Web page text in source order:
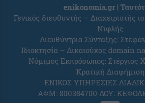
enikonomia.gr |
Γενικός διευθυντής – Διαχειριστής
Νιφλής
Διευθύντρια Σύνταξης:
Ιδιοκτησία – Δικαιούχος domain
Νόμιμος Εκπρόσωπος: Στέργιος
Κρατική Διαφήμιση
ΕΝΙΚΟΣ ΥΠΗΡΕΣΙΕΣ
ΑΦΜ: 800384700 ΔΟΥ: